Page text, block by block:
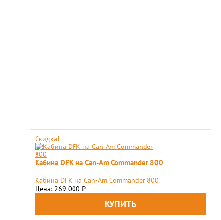
Скидка!
Кабина DFK на Can-Am Commander 800
Кабина DFK на Can-Am Commander 800
Цена: 269 000 ₽